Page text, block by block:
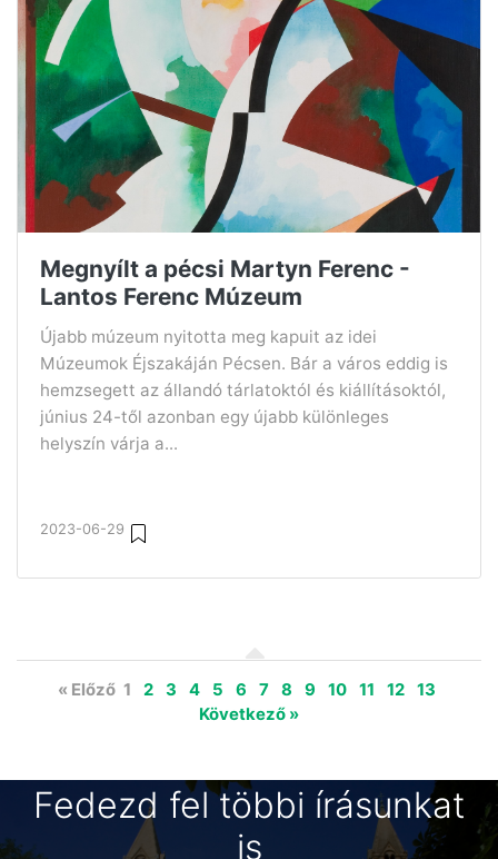
Megnyílt a pécsi Martyn Ferenc -
Lantos Ferenc Múzeum
Újabb múzeum nyitotta meg kapuit az idei
Múzeumok Éjszakáján Pécsen. Bár a város eddig is
hemzsegett az állandó tárlatoktól és kiállításoktól,
június 24-től azonban egy újabb különleges
helyszín várja a...
2023-06-29
« Előző 1 2 3 4 5 6 7 8 9 10 11 12
13
Következő »
Fedezd fel többi írásunkat
is